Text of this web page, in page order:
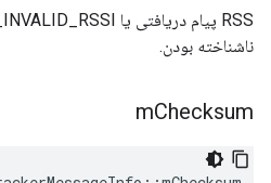
ناشناخته بودن.
mChecksum